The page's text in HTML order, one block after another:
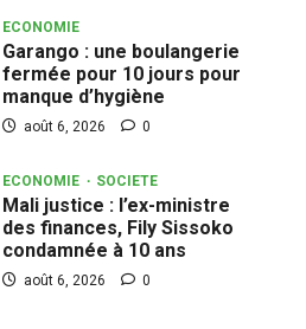
ECONOMIE
Mali justice : l’ex-ministre
des finances, Fily Sissoko
condamnée à 10 ans
août 6, 2026 0
SOCIETE
Gaoua : les acteurs prônent
la laïcité et la cohésion
sociale
août 5, 2026 0